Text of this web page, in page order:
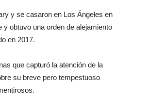
y se casaron en Los Ángeles en
obtuvo una orden de alejamiento
en 2017.
que capturó la atención de la
su breve pero tempestuoso